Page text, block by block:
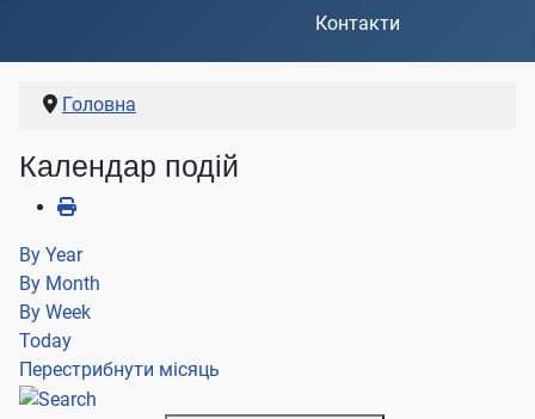
Контакти
Головна
Календар подій
By Year
By Month
By Week
Today
Перестрибнути місяць